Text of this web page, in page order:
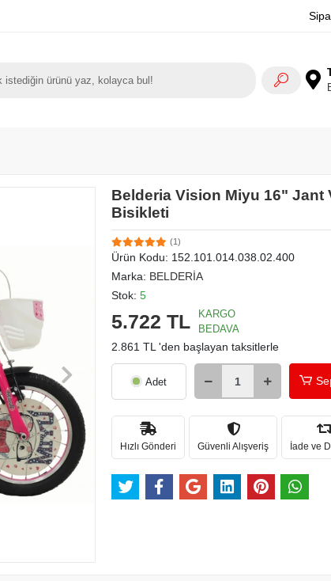
Belderia Vision Miyu 16" Jant
Bisikleti
(1)
Ürün Kodu: 152.101.014.038.02.400
Marka: BELDERİA
Stok: 5
5.722 TL
KARGO
BEDAVA
2.861 TL 'den başlayan taksitlerle
Adet
Hızlı Gönderi Güvenli Alışveriş İade ve